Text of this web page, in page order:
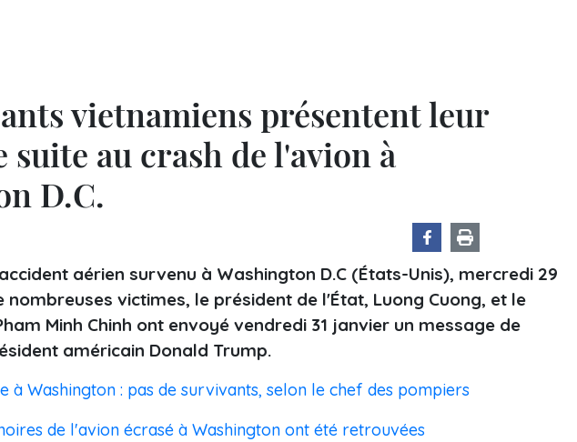
vietnamiens présentent leur
suite au crash de l'avion à
D.C.
aérien survenu à Washington D.C (États-Unis), mercredi 29
victimes, le président de l'État, Luong Cuong, et le
Minh Chinh ont envoyé vendredi 31 janvier un message de
américain Donald Trump.
à Washington : pas de survivants, selon le chef des pompiers
de l'avion écrasé à Washington ont été retrouvées